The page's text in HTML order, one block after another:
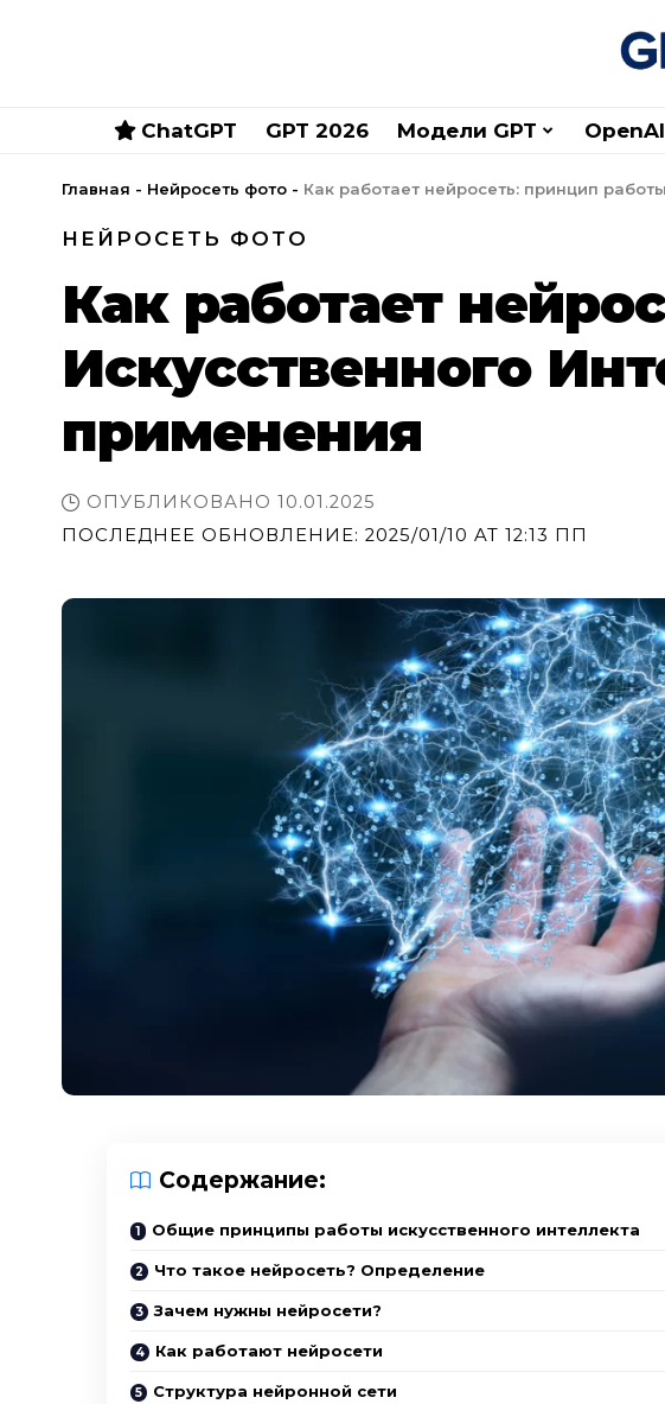
ChatGPT GPT 2026 Модели GPT
Главная - Нейросеть фото - Как работает нейросеть: принцип
НЕЙРОСЕТЬ ФОТО
Как работает
Искусственного
применения
ПОСЛЕДНЕЕ ОБНОВЛЕНИЕ: 2025/01/10 AT 12:13 ПП
ОПУБЛИКОВАНО 10.01.2025
Содержание:
Общие принципы работы искусственного интеллекта
Что такое нейросеть? Определение
Зачем нужны нейросети?
Как работают нейросети
Структура нейронной сети